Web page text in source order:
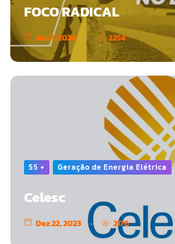
FOCO RADICAL
Jan 3, 2024 2254
55 + Geração de Energia Elétrica
Celesc
Dez 22, 2023 2176